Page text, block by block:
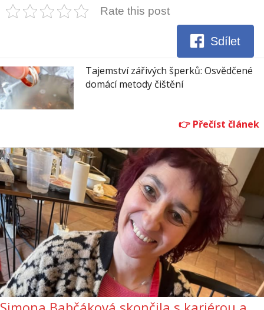
Rate this post
Sdílet
Tajemství zářivých šperků: Osvědčené
domácí metody čištění